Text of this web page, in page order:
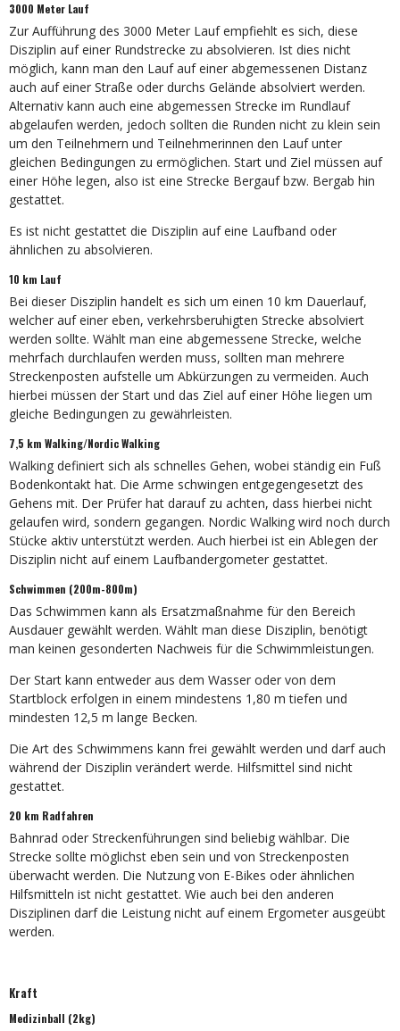
3000 Meter Lauf
Zur Aufführung des 3000 Meter Lauf empfiehlt es sich, diese
Disziplin auf einer Rundstrecke zu absolvieren. Ist dies nicht
möglich, kann man den Lauf auf einer abgemessenen Distanz
auch auf einer Straße oder durchs Gelände absolviert werden.
Alternativ kann auch eine abgemessen Strecke im Rundlauf
abgelaufen werden, jedoch sollten die Runden nicht zu klein sein
um den Teilnehmern und Teilnehmerinnen den Lauf unter
gleichen Bedingungen zu ermöglichen. Start und Ziel müssen auf
einer Höhe legen, also ist eine Strecke Bergauf bzw. Bergab hin
gestattet.
Es ist nicht gestattet die Disziplin auf eine Laufband oder
ähnlichen zu absolvieren.
10 km Lauf
Bei dieser Disziplin handelt es sich um einen 10 km Dauerlauf,
welcher auf einer eben, verkehrsberuhigten Strecke absolviert
werden sollte. Wählt man eine abgemessene Strecke, welche
mehrfach durchlaufen werden muss, sollten man mehrere
Streckenposten aufstelle um Abkürzungen zu vermeiden. Auch
hierbei müssen der Start und das Ziel auf einer Höhe liegen um
gleiche Bedingungen zu gewährleisten.
7,5 km Walking/Nordic Walking
Walking definiert sich als schnelles Gehen, wobei ständig ein Fuß
Bodenkontakt hat. Die Arme schwingen entgegengesetzt des
Gehens mit. Der Prüfer hat darauf zu achten, dass hierbei nicht
gelaufen wird, sondern gegangen. Nordic Walking wird noch durch
Stücke aktiv unterstützt werden. Auch hierbei ist ein Ablegen der
Disziplin nicht auf einem Laufbandergometer gestattet.
Schwimmen (200m-800m)
Das Schwimmen kann als Ersatzmaßnahme für den Bereich
Ausdauer gewählt werden. Wählt man diese Disziplin, benötigt
man keinen gesonderten Nachweis für die Schwimmleistungen.
Der Start kann entweder aus dem Wasser oder von dem
Startblock erfolgen in einem mindestens 1,80 m tiefen und
mindesten 12,5 m lange Becken.
Die Art des Schwimmens kann frei gewählt werden und darf auch
während der Disziplin verändert werde. Hilfsmittel sind nicht
gestattet.
20 km Radfahren
Bahnrad oder Streckenführungen sind beliebig wählbar. Die
Strecke sollte möglichst eben sein und von Streckenposten
überwacht werden. Die Nutzung von E-Bikes oder ähnlichen
Hilfsmitteln ist nicht gestattet. Wie auch bei den anderen
Disziplinen darf die Leistung nicht auf einem Ergometer ausgeübt
werden.
Kraft
Medizinball (2kg)